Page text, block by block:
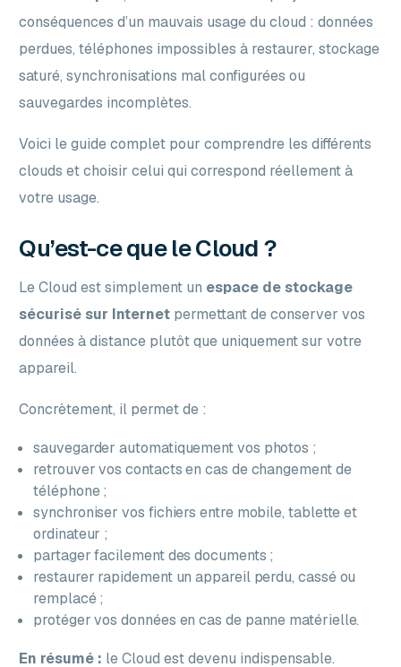
conséquences d’un mauvais usage du cloud : données
perdues, téléphones impossibles à restaurer, stockage
saturé, synchronisations mal configurées ou
sauvegardes incomplètes.
Voici le guide complet pour comprendre les différents
clouds et choisir celui qui correspond réellement à
votre usage.
Qu’est-ce que le Cloud ?
Le Cloud est simplement un espace de stockage
sécurisé sur Internet permettant de conserver vos
données à distance plutôt que uniquement sur votre
appareil.
Concrètement, il permet de :
sauvegarder automatiquement vos photos ;
retrouver vos contacts en cas de changement de
téléphone ;
synchroniser vos fichiers entre mobile, tablette et
ordinateur ;
partager facilement des documents ;
restaurer rapidement un appareil perdu, cassé ou
remplacé ;
protéger vos données en cas de panne matérielle.
En résumé : le Cloud est devenu indispensable.